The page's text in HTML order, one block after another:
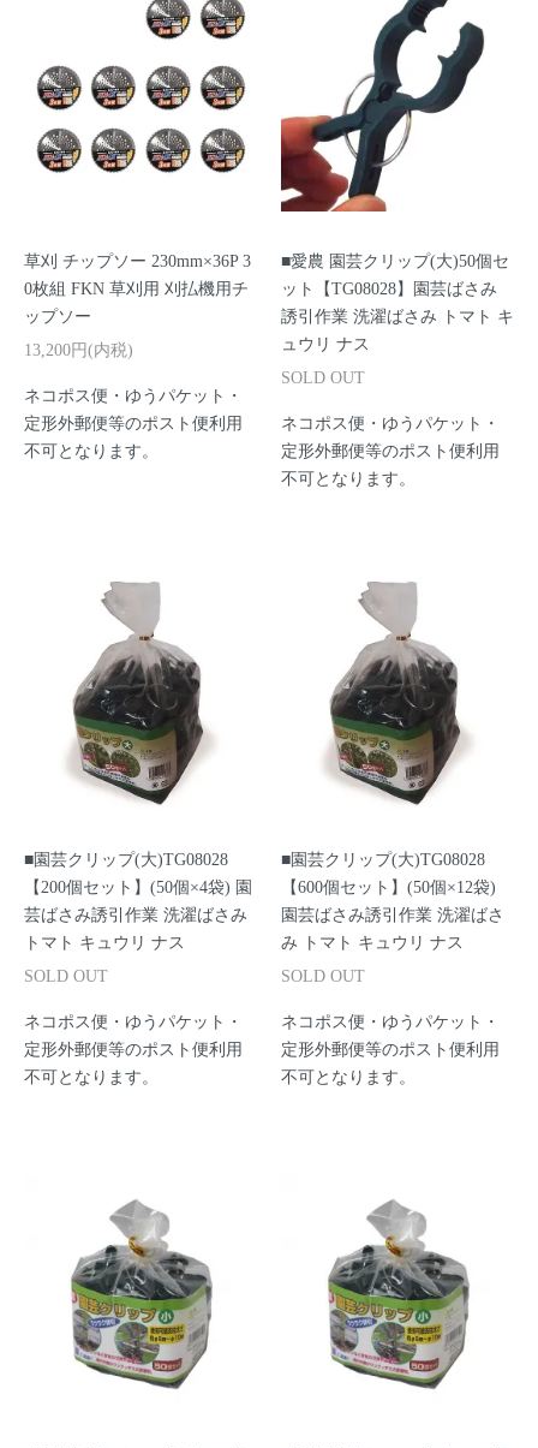
草刈 チップソー 230mm×36P 3
0枚組 FKN 草刈用 刈払機用チ
ップソー
13,200円(内税)
ネコポス便・ゆうパケット・
定形外郵便等のポスト便利用
不可となります。
■愛農 園芸クリップ(大)50個セ
ット【TG08028】園芸ばさみ
誘引作業 洗濯ばさみ トマト キ
ュウリ ナス
SOLD OUT
ネコポス便・ゆうパケット・
定形外郵便等のポスト便利用
不可となります。
■園芸クリップ(大)TG08028
【200個セット】(50個×4袋) 園
芸ばさみ誘引作業 洗濯ばさみ
トマト キュウリ ナス
SOLD OUT
ネコポス便・ゆうパケット・
定形外郵便等のポスト便利用
不可となります。
■園芸クリップ(大)TG08028
【600個セット】(50個×12袋)
園芸ばさみ誘引作業 洗濯ばさ
み トマト キュウリ ナス
SOLD OUT
ネコポス便・ゆうパケット・
定形外郵便等のポスト便利用
不可となります。